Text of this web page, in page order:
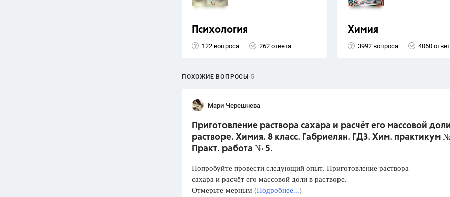
Психология
122 вопроса 262 ответа
Химия
3992 вопроса 4060
ПОХОЖИЕ ВОПРОСЫ 5
Мари Черешнева
Приготовление раствора сахара и расчёт его массовой
растворе. Химия. 8 класс. Габриелян. ГДЗ. Хим. практикум
Практ. работа № 5.
Попробуйте провести следующий опыт. Приготовление раствора
сахара и расчёт его массовой доли в растворе.
Отмерьте мерным (Подробнее...)